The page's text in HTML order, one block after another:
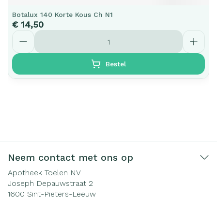
Botalux 140 Korte Kous Ch N1
€ 14,50
Aantal
Bestel
Neem contact met ons op
Apotheek Toelen NV
Joseph Depauwstraat 2
1600 Sint-Pieters-Leeuw